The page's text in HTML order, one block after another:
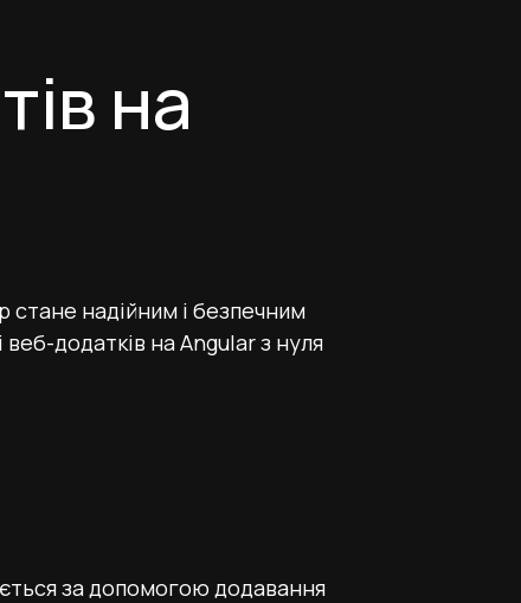
на
стане надійним і безпечним
веб-додатків на Angular з нуля
за допомогою додавання